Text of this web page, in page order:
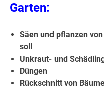
Garten:
Säen und pflanzen
soll
Unkraut- und
Düngen
Rückschnitt von